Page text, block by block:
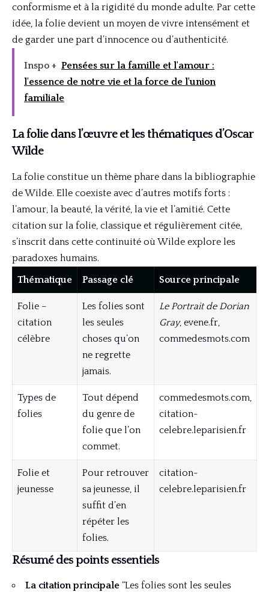
conformisme et à la rigidité du monde adulte. Par cette
idée, la folie devient un moyen de vivre intensément et
de garder une part d’innocence ou d’authenticité.
Inspo + Pensées sur la famille et l'amour :
l'essence de notre vie et la force de l'union
familiale
La folie dans l’œuvre et les thématiques d’Oscar
Wilde
La folie constitue un thème phare dans la bibliographie
de Wilde. Elle coexiste avec d’autres motifs forts :
l’amour, la beauté, la vérité, la vie et l’amitié. Cette
citation sur la folie, classique et régulièrement citée,
s’inscrit dans cette continuité où Wilde explore les
paradoxes humains.
Thématique
Passage clé Source principale
Folie –
citation
célèbre
Les folies sont
les seules
choses qu’on
ne regrette
jamais.
Le Portrait de Dorian
Gray, evene.fr,
commedesmots.com
Types de
folies
Tout dépend
du genre de
folie que l’on
commet.
commedesmots.com,
citation-
celebre.leparisien.fr
Folie et
jeunesse
Pour retrouver
sa jeunesse, il
suffit d’en
répéter les
folies.
citation-
celebre.leparisien.fr
Résumé des points essentiels
La citation principale “Les folies sont les seules